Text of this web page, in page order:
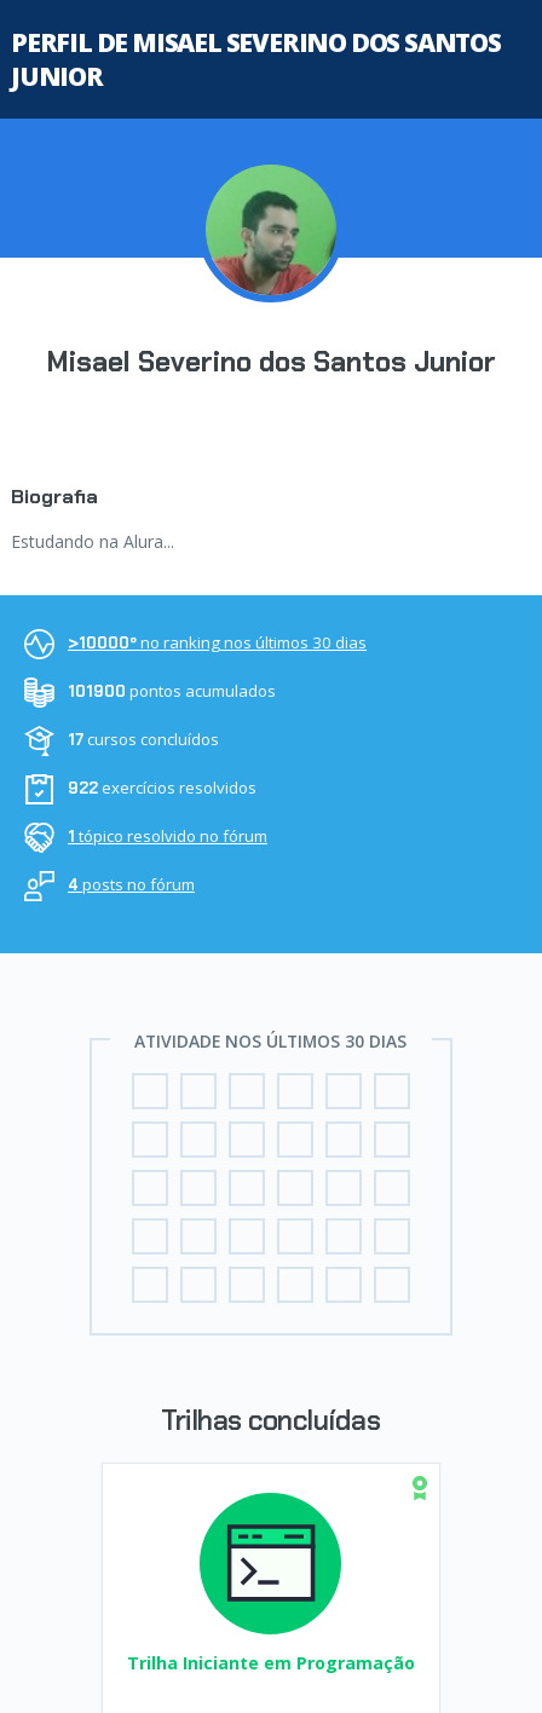
PERFIL DE MISAEL SEVERINO DOS SANTOS
JUNIOR
Misael Severino dos Santos Junior
Biografia
Estudando na Alura...
>10000ºno ranking nos últimos 30 dias
101900 pontos acumulados
17cursos concluídos
922exercícios resolvidos
1 tópico resolvido no fórum
4posts no fórum
ATIVIDADE NOS ÚLTIMOS 30 DIAS
Trilhas concluídas
Trilha Iniciante em Programação